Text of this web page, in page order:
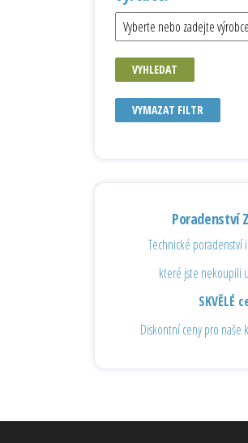
VYHLEDAT
VYMAZAT FILTR
Poradenství
Technické
které jste nekoupili
SKVĚLÉ
Diskontní ceny pro naše